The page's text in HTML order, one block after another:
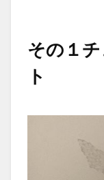
その１
ト